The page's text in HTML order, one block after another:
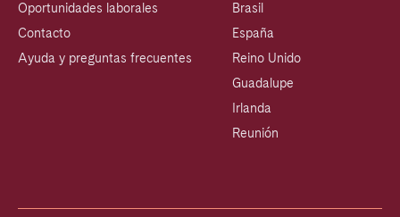
Oportunidades laborales
Contacto
Ayuda y preguntas frecuentes
Brasil
España
Reino Unido
Guadalupe
Irlanda
Reunión